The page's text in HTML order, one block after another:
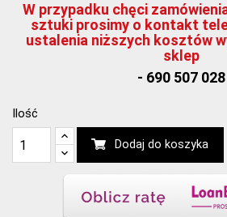
W przypadku chęci
sztuki prosimy o kontakt
ustalenia niższych kosztów
sklep
- 690 507 028
Ilość
Dodaj do koszyka